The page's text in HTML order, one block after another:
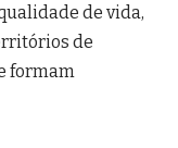
de vida,
de
formam